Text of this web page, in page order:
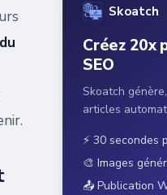
Skoatch
Créez 20x
SEO
Skoatch
articles
⚡ 30 secondes
🎨 Images
📤 Publication